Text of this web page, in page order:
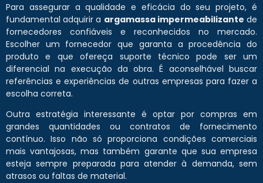
Para assegurar a qualidade e eficácia do seu projeto, é
fundamental adquirir a argamassa impermeabilizante de
fornecedores confiáveis e reconhecidos no mercado.
Escolher um fornecedor que garanta a procedência do
produto e que ofereça suporte técnico pode ser um
diferencial na execução da obra. É aconselhável buscar
referências e experiências de outras empresas para fazer a
escolha correta.
Outra estratégia interessante é optar por compras em
grandes quantidades ou contratos de fornecimento
contínuo. Isso não só proporciona condições comerciais
mais vantajosas, mas também garante que sua empresa
esteja sempre preparada para atender à demanda, sem
atrasos ou faltas de material.